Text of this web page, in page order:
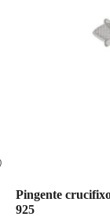
Pingente
925